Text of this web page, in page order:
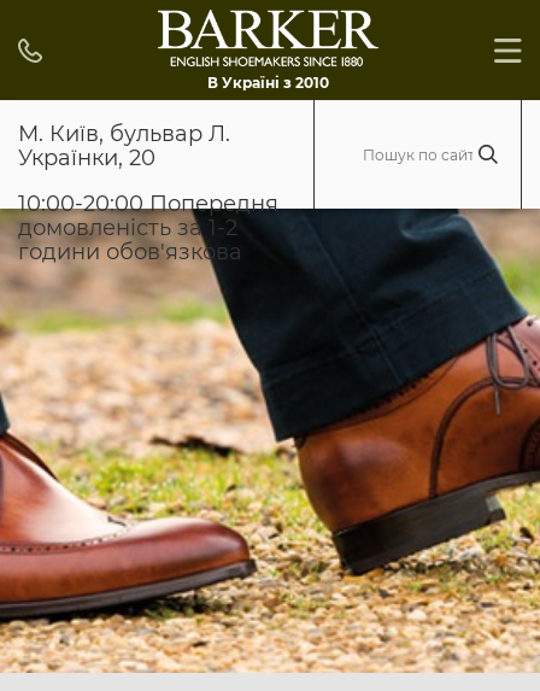
В Україні з 2010
М. Київ, бульвар Л.
Українки, 20
10:00-20:00 Попередня
домовленість за 1-2
години обов'язкова